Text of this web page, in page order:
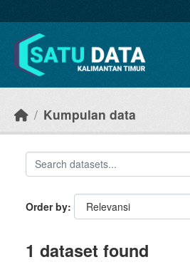
Kumpulan data
Order by
1 dataset found